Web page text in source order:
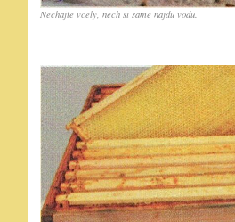
Nechajte včely, nech si samé nájdu vodu.